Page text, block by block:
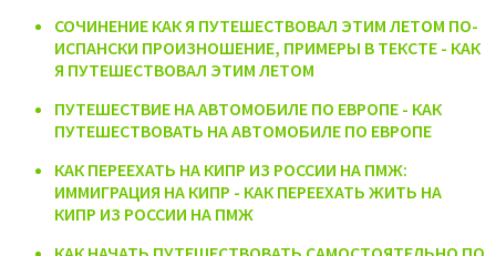
СОЧИНЕНИЕ КАК Я ПУТЕШЕСТВОВАЛ ЭТИМ ЛЕТОМ ПО-
ИСПАНСКИ ПРОИЗНОШЕНИЕ, ПРИМЕРЫ В ТЕКСТЕ - КАК
Я ПУТЕШЕСТВОВАЛ ЭТИМ ЛЕТОМ
ПУТЕШЕСТВИЕ НА АВТОМОБИЛЕ ПО ЕВРОПЕ - КАК
ПУТЕШЕСТВОВАТЬ НА АВТОМОБИЛЕ ПО ЕВРОПЕ
КАК ПЕРЕЕХАТЬ НА КИПР ИЗ РОССИИ НА ПМЖ:
ИММИГРАЦИЯ НА КИПР - КАК ПЕРЕЕХАТЬ ЖИТЬ НА
КИПР ИЗ РОССИИ НА ПМЖ